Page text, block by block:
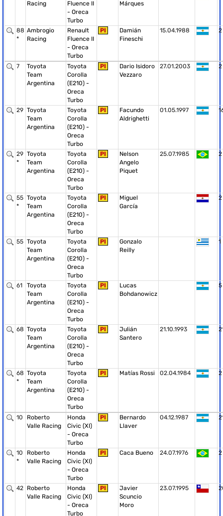
Racing
Fluence II
- Oreca
Turbo
Márques
88
*
Ambrogio
Racing
Renault
Fluence II
- Oreca
Turbo
PI
Damián
Fineschi
15.04.1988 2
7
Toyota
Team
Argentina
Toyota
Corolla
(E210) -
Oreca
Turbo
PI
Dario Isidoro
Vezzaro
27.01.2003 2
29 Toyota
Team
Argentina
Toyota
Corolla
(E210) -
Oreca
Turbo
PI
Facundo
Aldrighetti
01.05.1997
29
*
Toyota
Team
Argentina
Toyota
Corolla
(E210) -
Oreca
Turbo
PI
Nelson
Angelo
Piquet
25.07.1985 2
55
*
Toyota
Team
Argentina
Toyota
Corolla
(E210) -
Oreca
Turbo
PI
Miguel
García
2
55 Toyota
Team
Argentina
Toyota
Corolla
(E210) -
Oreca
Turbo
PI
Gonzalo
Reilly
1
61
Toyota
Team
Argentina
Toyota
Corolla
(E210) -
Oreca
Turbo
PI
Lucas
Bohdanowicz
5
68 Toyota
Team
Argentina
Toyota
Corolla
(E210) -
Oreca
Turbo
PI
Julián
Santero
21.10.1993
68
*
Toyota
Team
Argentina
Toyota
Corolla
(E210) -
Oreca
Turbo
PI Matías Rossi 02.04.1984 2
10
Roberto
Valle Racing
Honda
Civic (XI)
- Oreca
Turbo
PI
Bernardo
Llaver
04.12.1987
10
*
Roberto
Valle Racing
Honda
Civic (XI)
- Oreca
Turbo
PI Caca Bueno 24.07.1976 2
42 Roberto
Valle Racing
Honda
Civic (XI)
- Oreca
Turbo
PI
Javier
Scuncio
Moro
23.07.1995